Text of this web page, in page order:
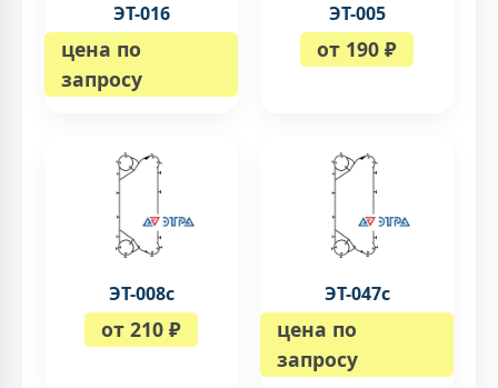
ЭТ-016
цена по
запросу
ЭТ-005
от 190 ₽
ЭТ-008c
от 210 ₽
ЭТ-047с
цена по
запросу